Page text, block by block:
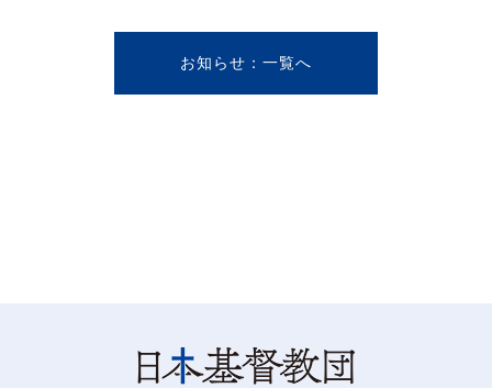
お知らせ